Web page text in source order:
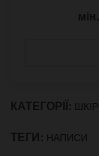
мін.
КАТЕГОРІЇ:
ТЕГИ: НАПИСИ